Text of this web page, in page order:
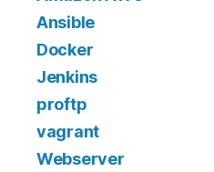
Ansible
Docker
Jenkins
proftp
vagrant
Webserver